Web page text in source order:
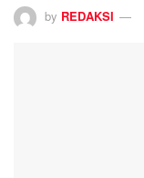
by REDAKSI